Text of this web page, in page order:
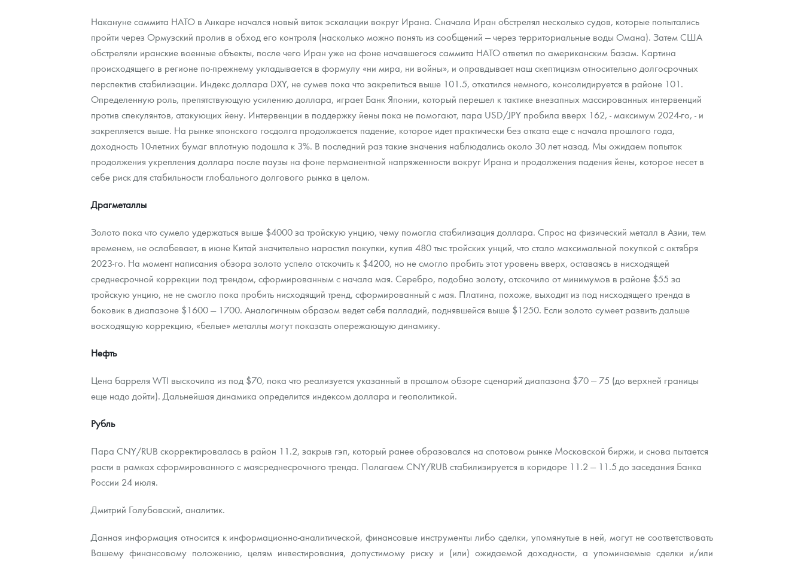
Золотой червонец Сеятель
Золотые слитки
Гарри Поттер
Год Лошади
Жетоны "Необыкновенные обитатели глубин"
Ювелирные изделия
Русская нумизматика
Золотая карманная галерея
Наборы подарочных и коллекционных монет
Монеты и жетоны из недрагоценных металлов
Выкуп монет
Выкуп серебряных монет
Вопрос - ответ
Памятка для работы с монетами из драгметаллов
Условия возврата
Монеты
Политика использования Cookies
Положение по обработке и защите персональных данных
Распродажа монет и жетонов
Итоги 2025 года. Прогноз курсов золота, серебра, платины на 2026 год
Cтатьи
Георгий Победоносец - динамика цен
Курс золота и серебра
Лом выкуп
Контакты
О нас
Наши преимущества
Письмо директору
Пресс-служба
Накануне саммита НАТО в Анкаре начался новый виток эскалации вокруг Ирана. Сначала Иран обстрелял несколько судов, которые попытались
пройти через Ормузский пролив в обход его контроля (насколько можно понять из сообщений — через территориальные воды Омана). Затем США
обстреляли иранские военные объекты, после чего Иран уже на фоне начавшегося саммита НАТО ответил по американским базам. Картина
происходящего в регионе по-прежнему укладывается в формулу «ни мира, ни войны», и оправдывает наш скептицизм относительно долгосрочных
перспектив стабилизации. Индекс доллара DXY, не сумев пока что закрепиться выше 101.5, откатился немного, консолидируется в районе 101.
Определенную роль, препятствующую усилению доллара, играет Банк Японии, который перешел к тактике внезапных массированных интервенций
против спекулянтов, атакующих йену. Интервенции в поддержку йены пока не помогают, пара USD/JPY пробила вверх 162, - максимум 2024-го, - и
закрепляется выше. На рынке японского госдолга продолжается падение, которое идет практически без отката еще с начала прошлого года,
доходность 10-летних бумаг вплотную подошла к 3%. В последний раз такие значения наблюдались около 30 лет назад. Мы ожидаем попыток
продолжения укрепления доллара после паузы на фоне перманентной напряженности вокруг Ирана и продолжения падения йены, которое несет в
себе риск для стабильности глобального долгового рынка в целом.
Драгметаллы
Золото пока что сумело удержаться выше $4000 за тройскую унцию, чему помогла стабилизация доллара. Спрос на физический металл в Азии, тем
временем, не ослабевает, в июне Китай значительно нарастил покупки, купив 480 тыс тройских унций, что стало максимальной покупкой с октября
2023-го. На момент написания обзора золото успело отскочить к $4200, но не смогло пробить этот уровень вверх, оставаясь в нисходящей
среднесрочной коррекции под трендом, сформированным с начала мая. Серебро, подобно золоту, отскочило от минимумов в районе $55 за
тройскую унцию, не не смогло пока пробить нисходящий тренд, сформированный с мая. Платина, похоже, выходит из под нисходящего тренда в
боковик в диапазоне $1600 — 1700. Аналогичным образом ведет себя палладий, поднявшейся выше $1250. Если золото сумеет развить дальше
восходящую коррекцию, «белые» металлы могут показать опережающую динамику.
Нефть
Цена барреля WTI выскочила из под $70, пока что реализуется указанный в прошлом обзоре сценарий диапазона $70 — 75 (до верхней границы
еще надо дойти). Дальнейшая динамика определится индексом доллара и геополитикой.
Рубль
Пара CNY/RUB скорректировалась в район 11.2, закрыв гэп, который ранее образовался на спотовом рынке Московской биржи, и снова пытается
расти в рамках сформированного с маясреднесрочного тренда. Полагаем CNY/RUB стабилизируется в коридоре 11.2 — 11.5 до заседания Банка
России 24 июля.
Дмитрий Голубовский, аналитик.
Данная информация относится к информационно-аналитической, финансовые инструменты либо сделки, упомянутые в ней, могут не соответствовать
Вашему финансовому положению, целям инвестирования, допустимому риску и (или) ожидаемой доходности, а упоминаемые сделки и/или